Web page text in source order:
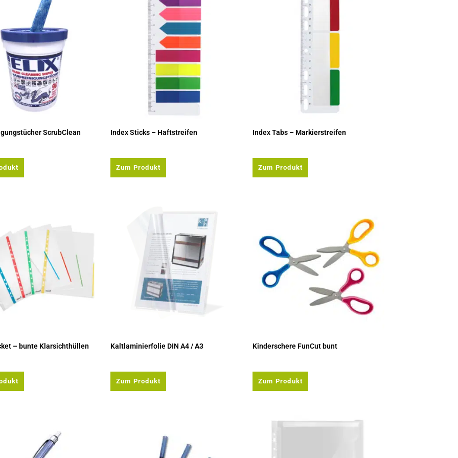
ScrubClean Index Sticks – Haftstreifen
Zum Produkt
Index Tabs – Markierstreifen
Zum Produkt
– bunte Klarsichthüllen Kaltlaminierfolie DIN A4 / A3
Zum Produkt
Kinderschere FunCut bunt
Zum Produkt